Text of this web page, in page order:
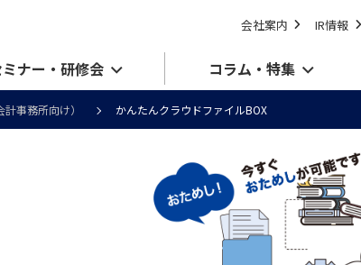
会社案内 IR情報
ナー・研修会 コラム・特集
事務所向け） かんたんクラウドファイルBOX